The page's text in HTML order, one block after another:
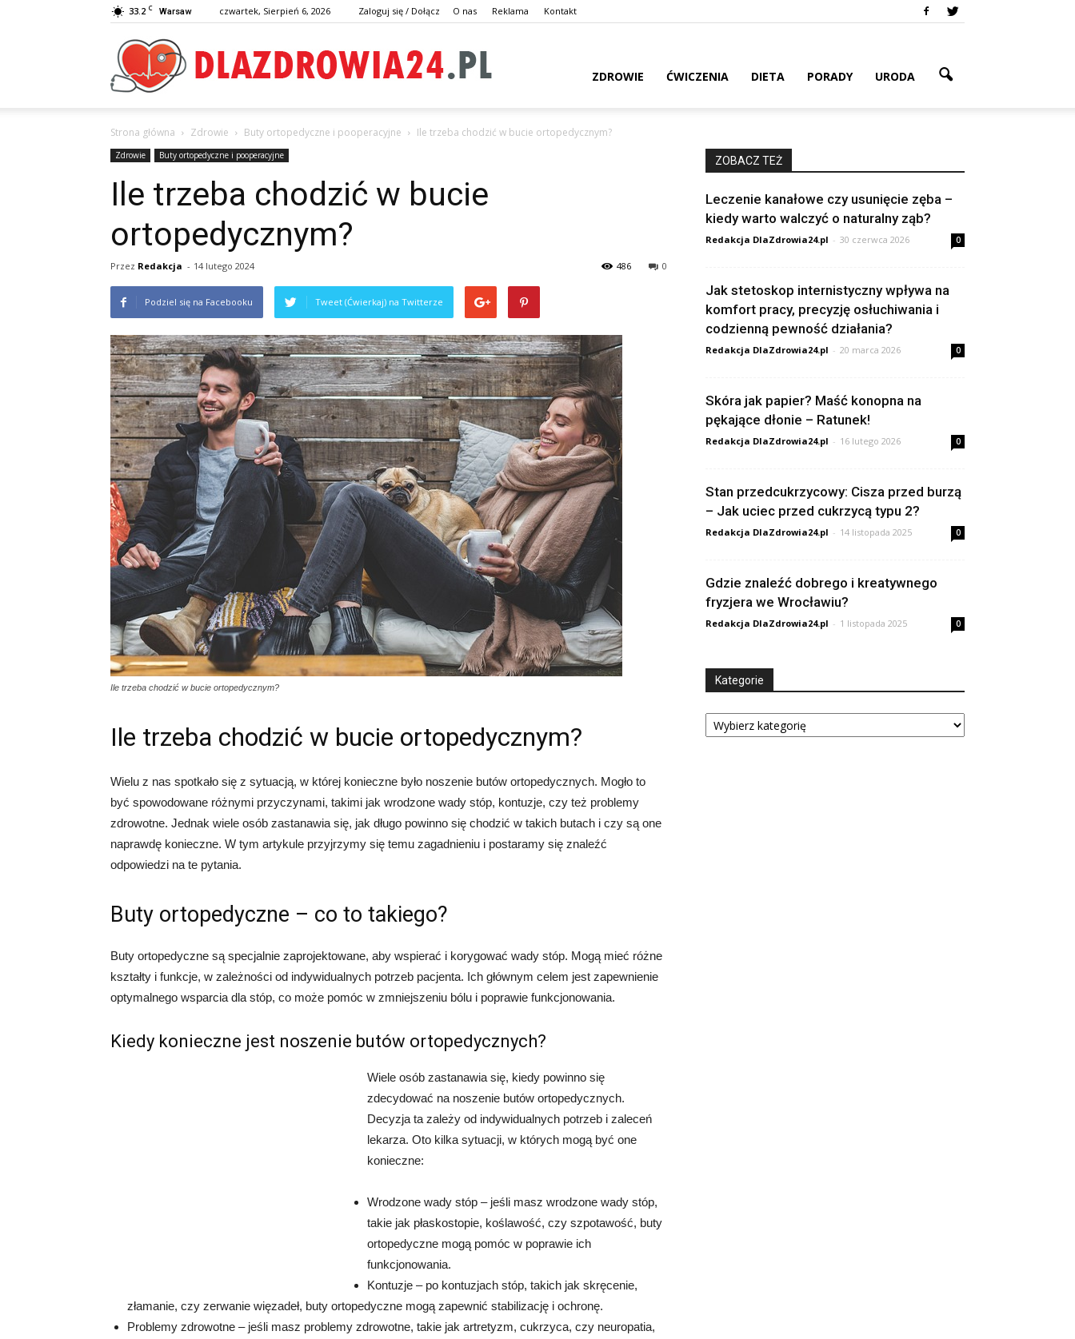
33.2 C Warsaw czwartek, Sierpień 6, 2026 Zaloguj się / Dołącz O nas Reklama Kontakt
ZDROWIE ĆWICZENIA DIETA PORADY URODA
Strona główna Zdrowie Buty ortopedyczne i pooperacyjne Ile trzeba chodzić w bucie ortopedycznym?
Zdrowie Buty ortopedyczne i pooperacyjne
Ile trzeba chodzić w bucie
ortopedycznym?
Przez Redakcja - 14 lutego 2024 0
486
Podziel się na Facebooku Tweet (Ćwierkaj) na Twitterze
Ile trzeba chodzić w bucie ortopedycznym?
Ile trzeba chodzić w bucie ortopedycznym?
Wielu z nas spotkało się z sytuacją, w której konieczne było noszenie butów ortopedycznych. Mogło to
być spowodowane różnymi przyczynami, takimi jak wrodzone wady stóp, kontuzje, czy też problemy
zdrowotne. Jednak wiele osób zastanawia się, jak długo powinno się chodzić w takich butach i czy są one
naprawdę konieczne. W tym artykule przyjrzymy się temu zagadnieniu i postaramy się znaleźć
odpowiedzi na te pytania.
Buty ortopedyczne – co to takiego?
Buty ortopedyczne są specjalnie zaprojektowane, aby wspierać i korygować wady stóp. Mogą mieć różne
kształty i funkcje, w zależności od indywidualnych potrzeb pacjenta. Ich głównym celem jest zapewnienie
optymalnego wsparcia dla stóp, co może pomóc w zmniejszeniu bólu i poprawie funkcjonowania.
Kiedy konieczne jest noszenie butów ortopedycznych?
Wiele osób zastanawia się, kiedy powinno się
zdecydować na noszenie butów ortopedycznych.
Decyzja ta zależy od indywidualnych potrzeb i zaleceń
lekarza. Oto kilka sytuacji, w których mogą być one
konieczne:
Wrodzone wady stóp – jeśli masz wrodzone wady stóp,
takie jak płaskostopie, koślawość, czy szpotawość, buty
ortopedyczne mogą pomóc w poprawie ich
funkcjonowania.
Kontuzje – po kontuzjach stóp, takich jak skręcenie,
złamanie, czy zerwanie więzadeł, buty ortopedyczne mogą zapewnić stabilizację i ochronę.
Problemy zdrowotne – jeśli masz problemy zdrowotne, takie jak artretyzm, cukrzyca, czy neuropatia,
ZOBACZ TEŻ
Leczenie kanałowe czy usunięcie zęba –
kiedy warto walczyć o naturalny ząb?
Redakcja DlaZdrowia24.pl - 30 czerwca 2026 0
Jak stetoskop internistyczny wpływa na
komfort pracy, precyzję osłuchiwania i
codzienną pewność działania?
Redakcja DlaZdrowia24.pl - 20 marca 2026 0
Skóra jak papier? Maść konopna na
pękające dłonie – Ratunek!
Redakcja DlaZdrowia24.pl - 16 lutego 2026 0
Stan przedcukrzycowy: Cisza przed burzą
– Jak uciec przed cukrzycą typu 2?
Redakcja DlaZdrowia24.pl - 14 listopada 2025 0
Gdzie znaleźć dobrego i kreatywnego
fryzjera we Wrocławiu?
Redakcja DlaZdrowia24.pl - 1 listopada 2025 0
Kategorie
Kategorie